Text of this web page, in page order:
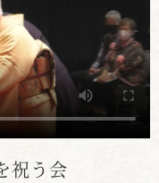
祝う会